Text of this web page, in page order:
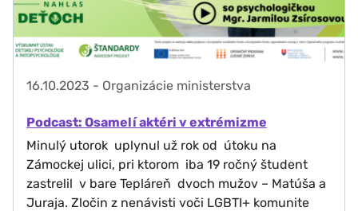
16.10.2023 - Organizácie ministerstva
Podcast: Osamelí aktéri v extrémizme
Minulý utorok uplynul už rok od útoku na
Zámockej ulici, pri ktorom iba 19 ročný študent
zastrelil v bare Tepláreň dvoch mužov – Matúša a
Juraja. Zločin z nenávisti voči LGBTI+ komunite